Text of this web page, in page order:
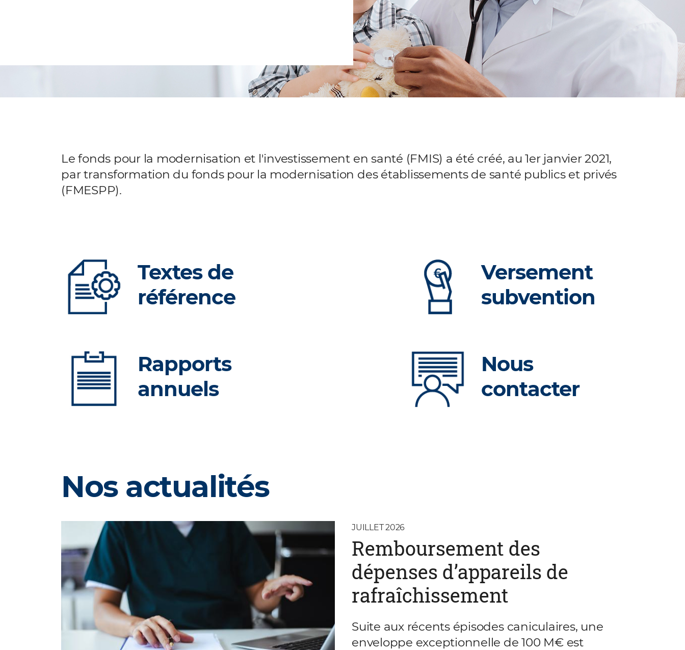
Le fonds pour la modernisation et l'investissement en santé (FMIS) a été créé, au 1er janvier 2021,
par transformation du fonds pour la modernisation des établissements de santé publics et privés
(FMESPP).
Textes de
référence
Versement
subvention
Rapports
annuels
Nous
contacter
Nos actualités
Remboursement des
dépenses d’appareils de
rafraîchissement
Suite aux récents épisodes caniculaires, une
enveloppe exceptionnelle de 100 M€ est
JUILLET 2026